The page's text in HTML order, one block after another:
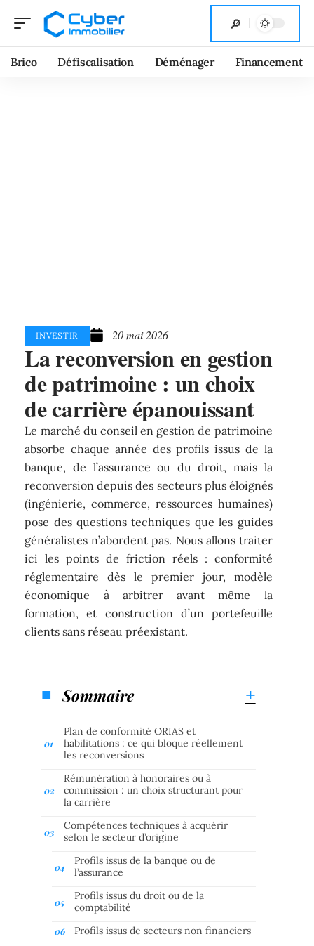
Brico Défiscalisation Déménager Financement
INVESTIR 20 mai 2026
La reconversion en gestion
de patrimoine : un choix
de carrière épanouissant
Le marché du conseil en gestion de patrimoine
absorbe chaque année des profils issus de la
banque, de l’assurance ou du droit, mais la
reconversion depuis des secteurs plus éloignés
(ingénierie, commerce, ressources humaines)
pose des questions techniques que les guides
généralistes n’abordent pas. Nous allons traiter
ici les points de friction réels : conformité
réglementaire dès le premier jour, modèle
économique à arbitrer avant même la
formation, et construction d’un portefeuille
clients sans réseau préexistant.
Sommaire
Plan de conformité ORIAS et
habilitations : ce qui bloque réellement
les reconversions
Rémunération à honoraires ou à
commission : un choix structurant pour
la carrière
Compétences techniques à acquérir
selon le secteur d’origine
Profils issus de la banque ou de
l’assurance
Profils issus du droit ou de la
comptabilité
Profils issus de secteurs non financiers